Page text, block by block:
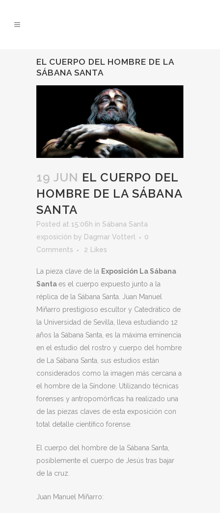
EL CUERPO DEL HOMBRE DE LA
SÁBANA SANTA
19 JUN EL CUERPO DEL
HOMBRE DE LA SÁBANA
SANTA
Posted at 15:06h in Sábana Santa
exposición by Dagmar Votterl
0
Comments
2 Likes
La pieza clave de la Exposición La Sábana
Santaes el cuerpo expuesto junto a la
réplica de la Sábana Santa. Juan Manuel
Miñarro prestigioso escultor y Catedrático de
la Universidad de Sevilla, lleva estudiando 12
años la Sábana Santa, es la máxima eminencia
en el estudio del rostro y cuerpo del hombre
de La Sábana Santa, sus estudios están
considerados como la imagen más cercana a
el hombre de la Síndone. Utilizando técnicas
forenses y antropomórficas ha realizado una
de las piezas claves de esta exposición con
total detalle científico forense.
El cuerpo del hombre de la Sábana Santa,
posiblemente el cuerpo de Jesús tras bajar
de la cruz.
Juan Manuel Miñarro: